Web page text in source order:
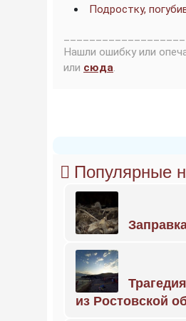
Подростку,
Нашли ошибку или
или сюда.
Популярные
из Ростовской